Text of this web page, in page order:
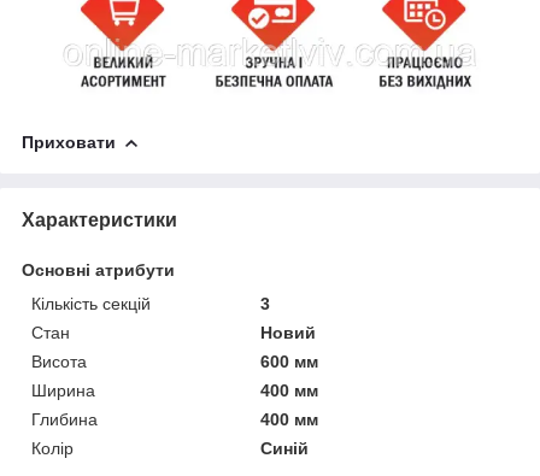
Приховати
Характеристики
Основні атрибути
Кількість секцій
3
Стан
Новий
Висота
600 мм
Ширина
400 мм
Глибина
400 мм
Колір
Синій